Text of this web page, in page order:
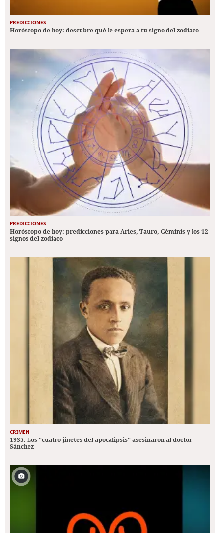
PREDICCIONES
Horóscopo de hoy: descubre qué le espera a tu signo del zodiaco
PREDICCIONES
Horóscopo de hoy: predicciones para Aries, Tauro, Géminis y los 12
signos del zodiaco
CRIMEN
1935: Los "cuatro jinetes del apocalipsis" asesinaron al doctor
Sánchez